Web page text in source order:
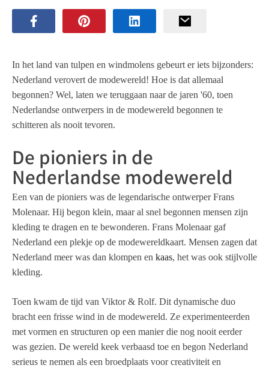
In het land van tulpen en windmolens gebeurt er iets bijzonders:
Nederland verovert de modewereld! Hoe is dat allemaal
begonnen? Wel, laten we teruggaan naar de jaren '60, toen
Nederlandse ontwerpers in de modewereld begonnen te
schitteren als nooit tevoren.
De pioniers in de
Nederlandse modewereld
Een van de pioniers was de legendarische ontwerper Frans
Molenaar. Hij begon klein, maar al snel begonnen mensen zijn
kleding te dragen en te bewonderen. Frans Molenaar gaf
Nederland een plekje op de modewereldkaart. Mensen zagen dat
Nederland meer was dan klompen en kaas, het was ook stijlvolle
kleding.
Toen kwam de tijd van Viktor & Rolf. Dit dynamische duo
bracht een frisse wind in de modewereld. Ze experimenteerden
met vormen en structuren op een manier die nog nooit eerder
was gezien. De wereld keek verbaasd toe en begon Nederland
serieus te nemen als een broedplaats voor creativiteit en